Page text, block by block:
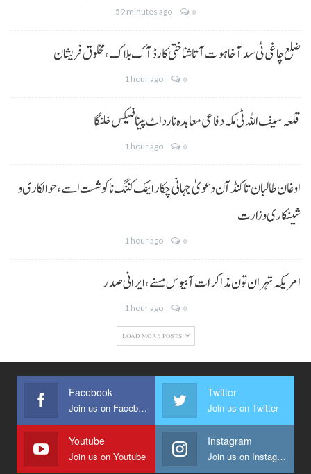
59 minutes ago 0
ضلع چاغی ٹی سد آ خاہوت آتا شناختی کارڈ آک بلاک، مخلوق فریشان
1 hour ago 0
قلعہ سیف اللہ ٹی مکہ دفاعی معاہدہ نا رد اٹ پینا فلیکس خلنگا
1 hour ago 0
اوغان طالبان تا کنڈ آن دعویٰ جہانی چکار اینک کننگ نا کوشست اسے،حوالکاری و
شینکاری وزارت
1 hour ago 0
امریکہ تہران تون مذاکرات آ بیوس مسنے، ایرانی صدر
1 hour ago 0
LOAD MORE POSTS
Facebook
Join us on Facebook
Twitter
Join us on Twitter
Youtube
Join us on Youtube
Instagram
Join us on Instagram